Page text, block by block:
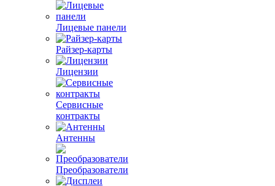
Лицевые панели
Райзер-карты
Лицензии
Сервисные
контракты
Антенны
Преобразователи